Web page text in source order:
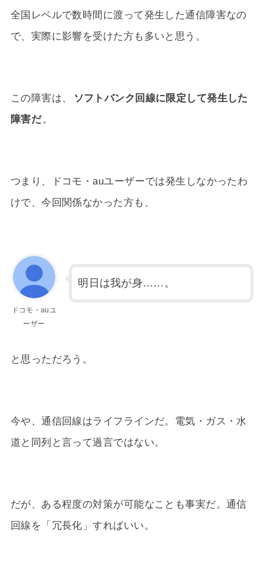
全国レベルで数時間に渡って発生した通信障害なの
で、実際に影響を受けた方も多いと思う。
この障害は、
ソフトバンク回線に限定して発生した
障害だ。
つまり、ドコモ・auユーザーでは発生しなかったわ
けで、今回関係なかった方も、
ドコモ・auユ
ーザー
明日は我が身……。
と思っただろう。
今や、通信回線はライフラインだ。電気・ガス・水
道と同列と言って過言ではない。
だが、ある程度の対策が可能なことも事実だ。通信
回線を「冗長化」すればいい。